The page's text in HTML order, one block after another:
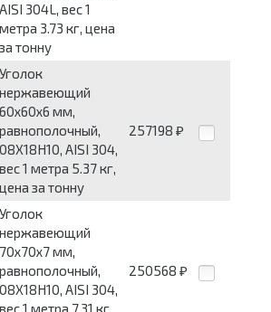
AISI 304L, вес 1
метра 3.73 кг, цена
за тонну
Уголок
нержавеющий
60x60x6 мм,
равнополочный,
08Х18Н10, AISI 304,
вес 1 метра 5.37 кг,
цена за тонну
257198 ₽
Уголок
нержавеющий
70x70x7 мм,
равнополочный,
08Х18Н10, AISI 304,
вес 1 метра 7.31 кг,
250568 ₽